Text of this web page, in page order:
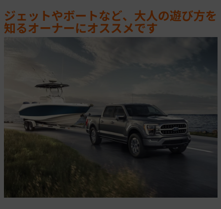
ジェットやボートなど、大人の遊び方を
知るオーナーにオススメです